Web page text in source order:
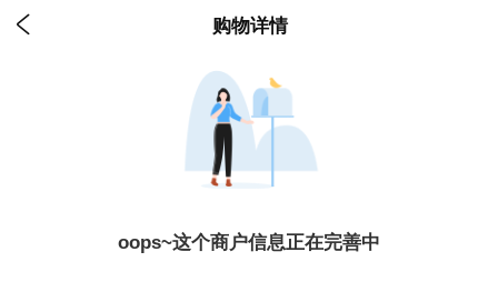
 购物详情
oops~这个商户信息正在完善中